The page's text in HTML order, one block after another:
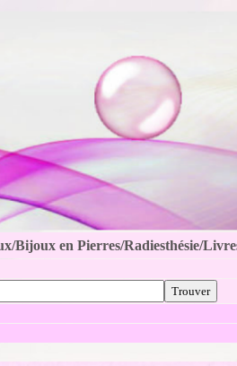
Bijoux en Pierres/Radiesthésie/